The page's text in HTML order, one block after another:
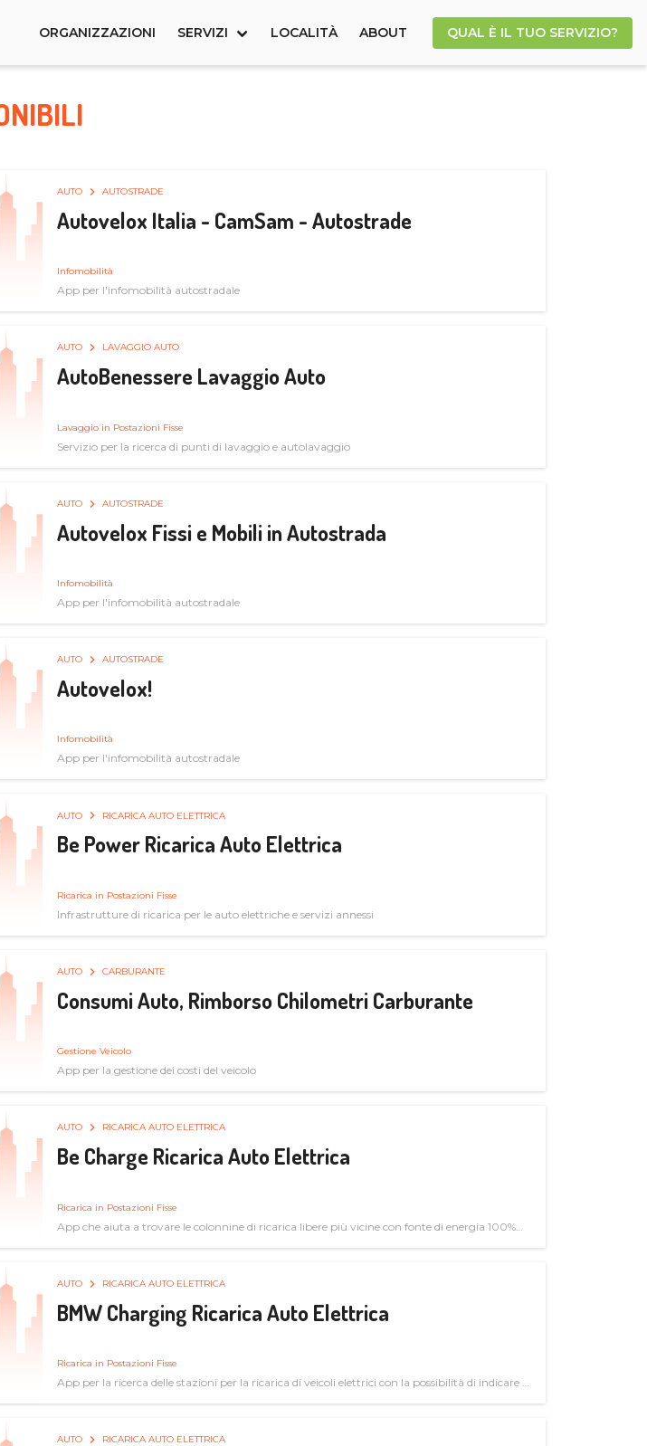
ORGANIZZAZIONI SERVIZI LOCALITÀ ABOUT QUAL È IL TUO SERVIZIO?
AUTO AUTOSTRADE
Autovelox Italia - CamSam - Autostrade
Infomobilità
App per l'infomobilità autostradale
AUTO LAVAGGIO AUTO
AutoBenessere Lavaggio Auto
Lavaggio in Postazioni Fisse
Servizio per la ricerca di punti di lavaggio e autolavaggio
AUTO AUTOSTRADE
Autovelox Fissi e Mobili in Autostrada
Infomobilità
App per l'infomobilità autostradale
AUTO AUTOSTRADE
Autovelox!
Infomobilità
App per l'infomobilità autostradale
AUTO RICARICA AUTO ELETTRICA
Be Power Ricarica Auto Elettrica
Ricarica in Postazioni Fisse
Infrastrutture di ricarica per le auto elettriche e servizi annessi
AUTO CARBURANTE
Consumi Auto, Rimborso Chilometri Carburante
Gestione Veicolo
App per la gestione dei costi del veicolo
AUTO RICARICA AUTO ELETTRICA
Be Charge Ricarica Auto Elettrica
Ricarica in Postazioni Fisse
App che aiuta a trovare le colonnine di ricarica libere più vicine con fonte di energia 100%
AUTO RICARICA AUTO ELETTRICA
BMW Charging Ricarica Auto Elettrica
Ricarica in Postazioni Fisse
App per la ricerca delle stazioni per la ricarica di veicoli elettrici con la possibilità di indicare le
AUTO RICARICA AUTO ELETTRICA